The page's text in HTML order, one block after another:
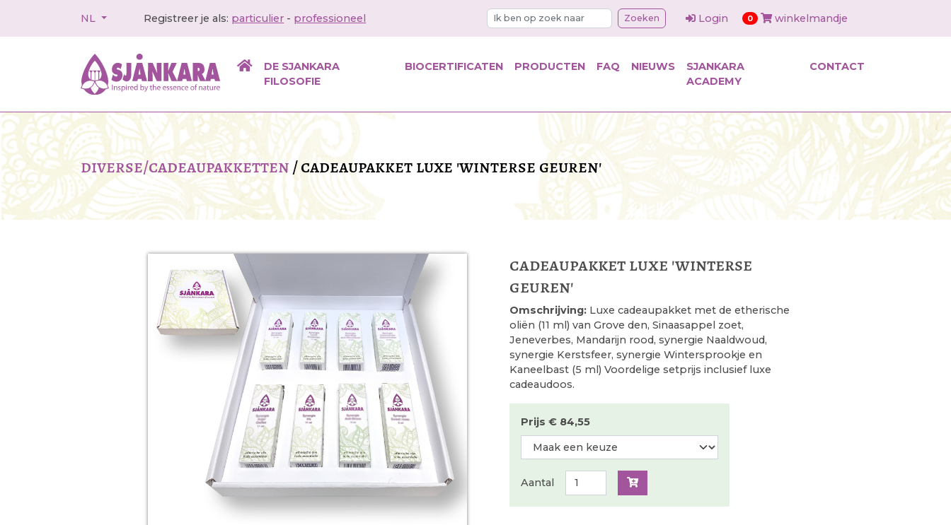
NL Registreer je als: particulier - professioneel Zoeken Login 0items in cart
winkelmandje
DE SJANKARA
FILOSOFIE
BIOCERTIFICATEN PRODUCTEN FAQ NIEUWS
SJANKARA
ACADEMY
CONTACT
diverse/cadeaupakketten/cadeaupakket luxe 'winterse geuren'
cadeaupakket luxe 'winterse
geuren'
Omschrijving: Luxe cadeaupakket met de etherische
oliën (11 ml) van Grove den, Sinaasappel zoet,
Jeneverbes, Mandarijn rood, synergie Naaldwoud,
synergie Kerstsfeer, synergie Wintersprookje en
Kaneelbast (5 ml) Voordelige setprijs inclusief luxe
cadeaudoos.
Prijs € 84,55
Aantal